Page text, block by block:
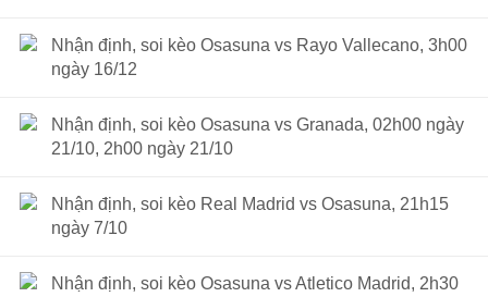
Nhận định, soi kèo Osasuna vs Rayo Vallecano, 3h00
ngày 16/12
Nhận định, soi kèo Osasuna vs Granada, 02h00 ngày
21/10, 2h00 ngày 21/10
Nhận định, soi kèo Real Madrid vs Osasuna, 21h15
ngày 7/10
Nhận định, soi kèo Osasuna vs Atletico Madrid, 2h30